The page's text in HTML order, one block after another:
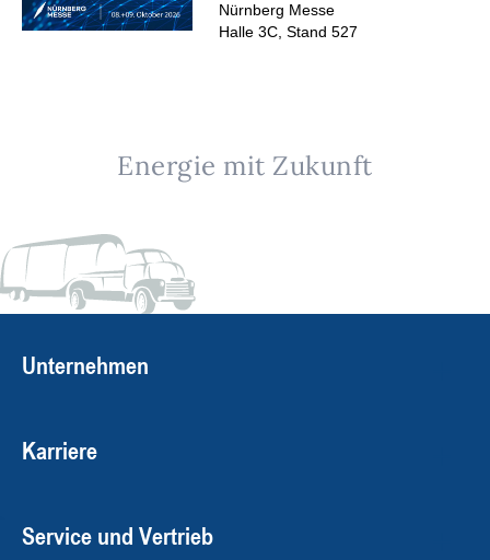
Nürnberg Messe
Halle 3C, Stand 527
Energie mit Zukunft
Unternehmen
Karriere
Service und Vertrieb